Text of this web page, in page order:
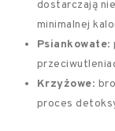
dostarczają
minimalnej
Psiankowate:
Krzyżowe:
proces